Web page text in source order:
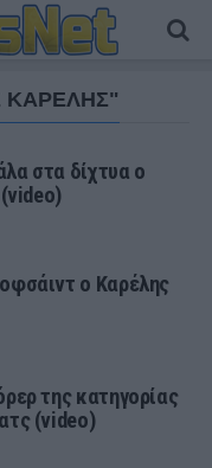
ΚΑΡΕΛΗΣ"
στα δίχτυα ο
(video)
ο Καρέλης
της κατηγορίας
(video)